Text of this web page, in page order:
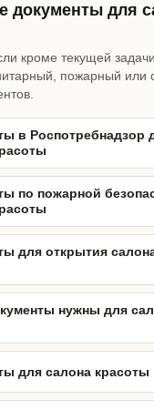
документы для
кроме текущей
пожарный или
в Роспотребнадзор
по пожарной
для открытия
нужны для
для салона красоты